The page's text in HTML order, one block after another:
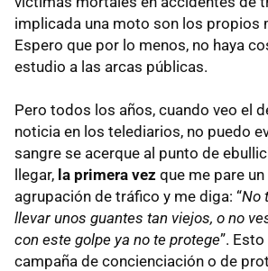
implicada una moto son los propios
Espero que por lo menos, no haya
estudio a las arcas públicas.
Pero todos los años, cuando veo el
noticia en los telediarios, no puedo
sangre se acerque al punto de
llegar, la primera vez que me pare
agrupación de tráfico y me diga: “No
llevar unos guantes tan viejos, o no
con este golpe ya no te protege”.
campaña de concienciación o de